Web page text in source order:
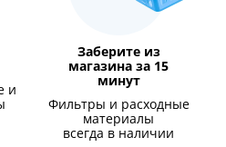
и
Заберите из
магазина за 15
минут
Фильтры и расходные
материалы
всегда в наличии